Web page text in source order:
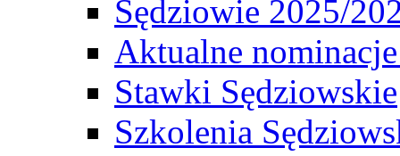
Sędziowie 2025/
Aktualne
Stawki Sędziowskie
Szkolenia